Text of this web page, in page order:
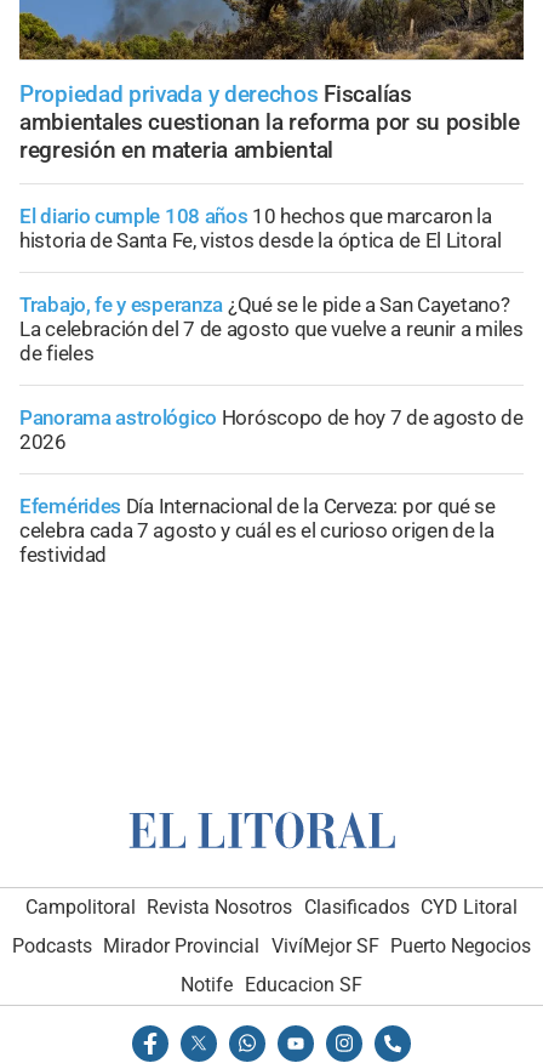
Propiedad privada y derechos Fiscalías
ambientales cuestionan la reforma por su posible
regresión en materia ambiental
El diario cumple 108 años 10 hechos que marcaron la
historia de Santa Fe, vistos desde la óptica de El Litoral
Trabajo, fe y esperanza ¿Qué se le pide a San Cayetano?
La celebración del 7 de agosto que vuelve a reunir a miles
de fieles
Panorama astrológico Horóscopo de hoy 7 de agosto de
2026
Efemérides Día Internacional de la Cerveza: por qué se
celebra cada 7 agosto y cuál es el curioso origen de la
festividad
Campolitoral Revista Nosotros Clasificados CYD Litoral
Podcasts Mirador Provincial VivíMejor SF Puerto Negocios
Notife Educacion SF